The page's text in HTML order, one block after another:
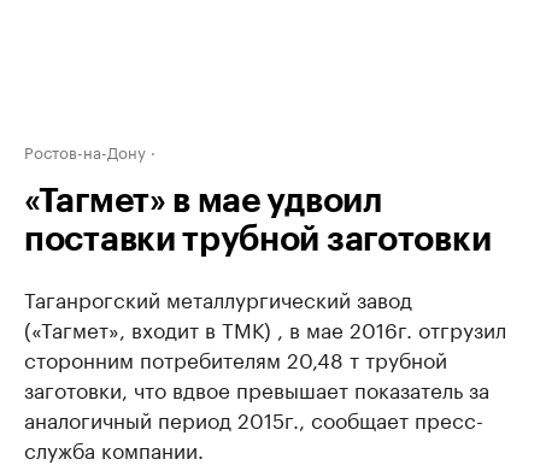
Ростов-на-Дону
«Тагмет» в мае удвоил
поставки трубной заготовки
Таганрогский металлургический завод
(«Тагмет», входит в ТМК) , в мае 2016г. отгрузил
сторонним потребителям 20,48 т трубной
заготовки, что вдвое превышает показатель за
аналогичный период 2015г., сообщает пресс-
служба компании.